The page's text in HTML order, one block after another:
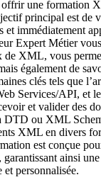
offrir une formation
principal est de
et immédiatement
Expert Métier
de XML, vous
également de
clés tels que
Services/API, et
et valider des
DTD ou XML
XML en divers
est conçue
garantissant ainsi
et personnalisée.